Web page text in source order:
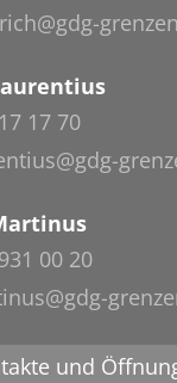
17 70
00 20
und